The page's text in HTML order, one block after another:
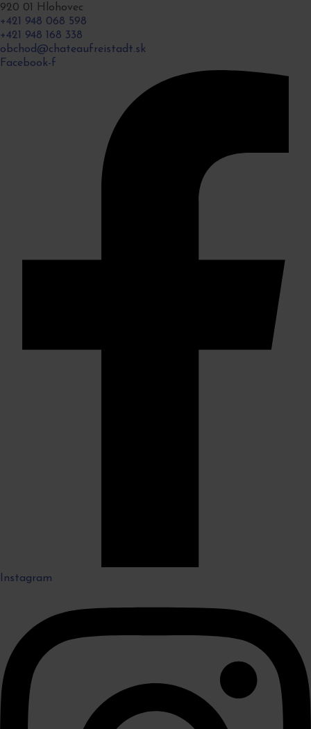
920 01 Hlohovec
+421 948 068 598
+421 948 168 338
obchod@chateaufreistadt.sk
Facebook-f
Instagram